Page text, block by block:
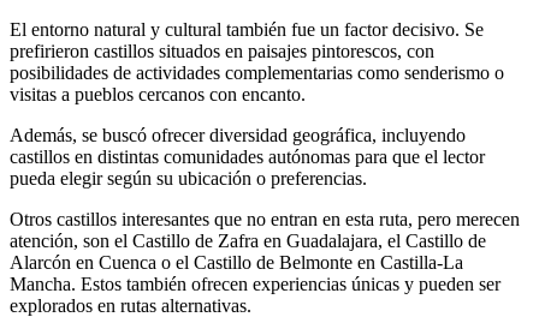
El entorno natural y cultural también fue un factor decisivo. Se
prefirieron castillos situados en paisajes pintorescos, con
posibilidades de actividades complementarias como senderismo o
visitas a pueblos cercanos con encanto.
Además, se buscó ofrecer diversidad geográfica, incluyendo
castillos en distintas comunidades autónomas para que el lector
pueda elegir según su ubicación o preferencias.
Otros castillos interesantes que no entran en esta ruta, pero merecen
atención, son el Castillo de Zafra en Guadalajara, el Castillo de
Alarcón en Cuenca o el Castillo de Belmonte en Castilla-La
Mancha. Estos también ofrecen experiencias únicas y pueden ser
explorados en rutas alternativas.